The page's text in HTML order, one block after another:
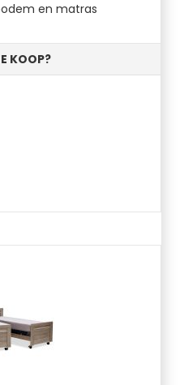
en matras
KOOP?